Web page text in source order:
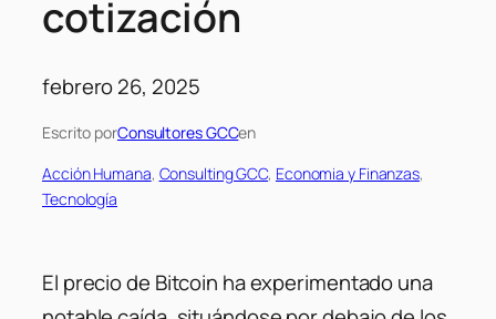
cotización
febrero 26, 2025
Escrito porConsultores GCCen
Acción Humana, Consulting GCC, Economia y Finanzas
Tecnología
El precio de Bitcoin ha experimentado una